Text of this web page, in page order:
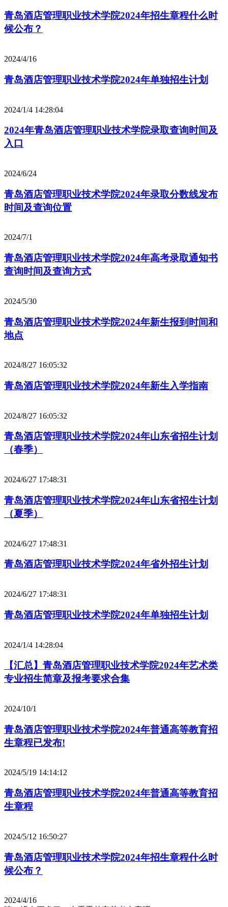
青岛酒店管理职业技术学院2024年招生章程什么时
候公布？
2024/4/16
青岛酒店管理职业技术学院2024年单独招生计划
2024/1/4 14:28:04
2024年青岛酒店管理职业技术学院录取查询时间及
入口
2024/6/24
青岛酒店管理职业技术学院2024年录取分数线发布
时间及查询位置
2024/7/1
青岛酒店管理职业技术学院2024年高考录取通知书
查询时间及查询方式
2024/5/30
青岛酒店管理职业技术学院2024年新生报到时间和
地点
2024/8/27 16:05:32
青岛酒店管理职业技术学院2024年新生入学指南
2024/8/27 16:05:32
青岛酒店管理职业技术学院2024年山东省招生计划
（春季）
2024/6/27 17:48:31
青岛酒店管理职业技术学院2024年山东省招生计划
（夏季）
2024/6/27 17:48:31
青岛酒店管理职业技术学院2024年省外招生计划
2024/6/27 17:48:31
青岛酒店管理职业技术学院2024年单独招生计划
2024/1/4 14:28:04
【汇总】青岛酒店管理职业技术学院2024年艺术类
专业招生简章及报考要求合集
2024/10/1
青岛酒店管理职业技术学院2024年普通高等教育招
生章程已发布!
2024/5/19 14:14:12
青岛酒店管理职业技术学院2024年普通高等教育招
生章程
2024/5/12 16:50:27
青岛酒店管理职业技术学院2024年招生章程什么时
候公布？
2024/4/16